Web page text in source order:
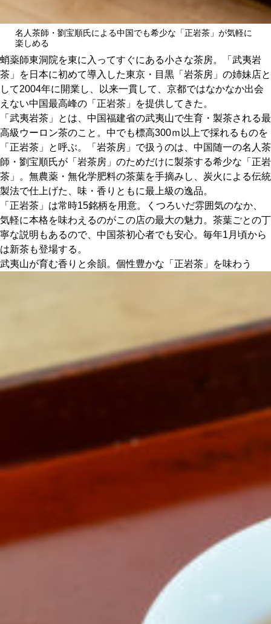
関西で開催。
おすすめの展覧会
おすすめの映画
誠光社で選びました。
おすすめの本
紹介します。
おすすめのイベント
名人茶師・劉宝順氏による中国でも希少な「正岩茶」が気軽に
楽しめる
蛸薬師東洞院を東に入ってすぐにある小さな茶房。「武夷岩
茶」を日本に初めて導入した東京・目黒「岩茶房」の姉妹店と
して2004年に開業し、以来一貫して、京都ではなかなか出会
えない中国最高峰の「正岩茶」を提供してきた。
「武夷岩茶」とは、中国福建省の武夷山で生育・製茶される最
高級ウーロン茶のこと。中でも標高300ｍ以上で採れるものを
「正岩茶」と呼ぶ。「岩茶房」で扱うのは、中国随一の名人茶
師・劉宝順氏が「岩茶房」のためだけに製茶する希少な「正岩
茶」。無農薬・無化学肥料の茶葉を手摘みし、炭火による伝統
製法で仕上げた、味・香りともに最上級の逸品。
「正岩茶」は常時15銘柄を用意。くつろいだ雰囲気のなか、
気軽に本格を味わえるのがこの店の最大の魅力。茶葉ごとの丁
寧な説明もあるので、中国茶初心者でも安心。毎年1月頃から
は新茶も登場する。
武夷山が育む香りと余韻。個性豊かな「正岩茶」を味わう